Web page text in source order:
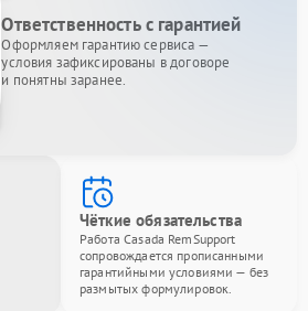
Ответственность с гарантией
Оформляем гарантию сервиса —
условия зафиксированы в договоре
и понятны заранее.
Чёткие обязательства
Работа Casada RemSupport
сопровождается прописанными
гарантийными условиями — без
размытых формулировок.